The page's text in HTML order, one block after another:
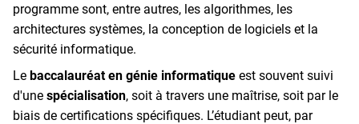
programme sont, entre autres, les algorithmes, les
architectures systèmes, la conception de logiciels et la
sécurité informatique.
Le baccalauréat en génie informatique est souvent suivi
d'une spécialisation, soit à travers une maîtrise, soit par le
biais de certifications spécifiques. L’étudiant peut, par